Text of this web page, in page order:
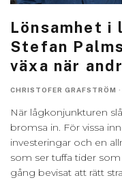
Lönsamhet i
Stefan
växa när
CHRISTOFER GRAFSTRÖM ·
När lågkonjunkturen
bromsa in. För vissa
investeringar och en
som ser tuffa tider
gång bevisat att rätt